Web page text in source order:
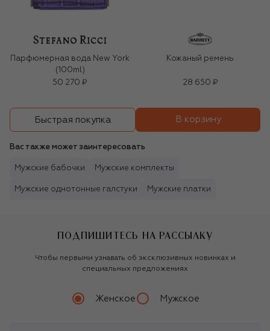
Парфюмерная вода New York
(100ml)
50 270 ₽
Кожаный ремень
28 650 ₽
Быстрая покупка В корзину
Вас также может заинтересовать
Мужские бабочки Мужские комплекты
Мужские однотонные галстуки Мужские платки
ПОДПИШИТЕСЬ НА РАССЫЛКУ
Чтобы первыми узнавать об эксклюзивных новинках и
специальных предложениях
Женское Мужское